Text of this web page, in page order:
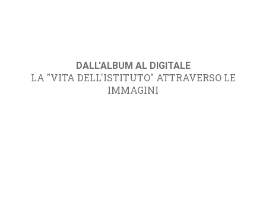
DALL'ALBUM AL DIGITALE
LA "VITA DELL'ISTITUTO" ATTRAVERSO LE
IMMAGINI